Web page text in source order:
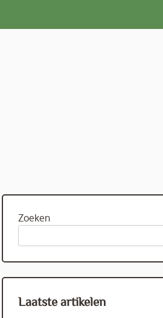
Zoeken
Laatste artikelen